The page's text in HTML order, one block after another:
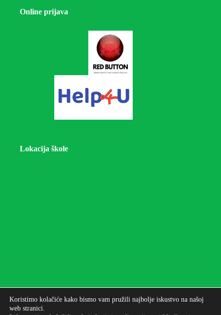
Online prijava
Lokacija škole
Koristimo kolačiće kako bismo vam pružili najbolje iskustvo na našoj
web stranici.